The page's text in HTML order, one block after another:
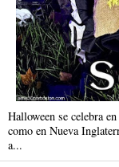
Halloween se celebra
como en Nueva
a...